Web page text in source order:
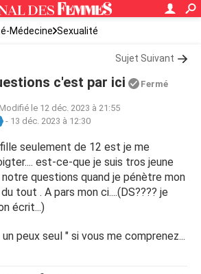
Médecine Sexualité
Sujet Suivant
c'est par ici Fermé
Modifié le 12 déc. 2023 à 21:55
- 13 déc. 2023 à 12:30
fille seulement de 12 est je me
est-ce-que je suis tros jeune
notre questions quand je pénètre mon
tout . A pars mon ci....(DS???? je
écrit...)
peux seul " si vous me comprenez...